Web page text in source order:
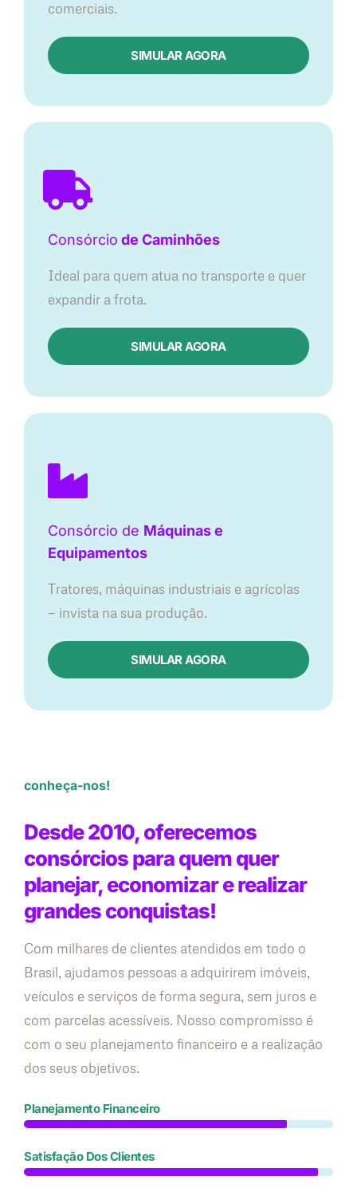
comerciais.
SIMULAR AGORA
Consórcio de Caminhões
Ideal para quem atua no transporte e quer
expandir a frota.
SIMULAR AGORA
Consórcio de Máquinas e
Equipamentos
Tratores, máquinas industriais e agrícolas
— invista na sua produção.
SIMULAR AGORA
conheça-nos!
Desde 2010, oferecemos
consórcios para quem quer
planejar, economizar e realizar
grandes conquistas!
Com milhares de clientes atendidos em todo o
Brasil, ajudamos pessoas a adquirirem imóveis,
veículos e serviços de forma segura, sem juros e
com parcelas acessíveis. Nosso compromisso é
com o seu planejamento financeiro e a realização
dos seus objetivos.
Planejamento Financeiro
Satisfação Dos Clientes